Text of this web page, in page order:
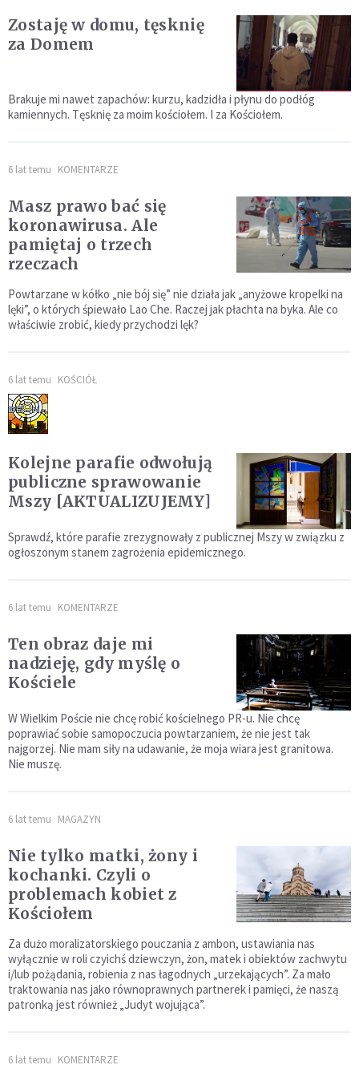
Zostaję w domu, tęsknię
za Domem
Brakuje mi nawet zapachów: kurzu, kadzidła i płynu do podłóg
kamiennych. Tęsknię za moim kościołem. I za Kościołem.
6 lat temu KOMENTARZE
Masz prawo bać się
koronawirusa. Ale
pamiętaj o trzech
rzeczach
Powtarzane w kółko „nie bój się” nie działa jak „anyżowe kropelki na
lęki”, o których śpiewało Lao Che. Raczej jak płachta na byka. Ale co
właściwie zrobić, kiedy przychodzi lęk?
6 lat temu KOŚCIÓŁ
Kolejne parafie odwołują
publiczne sprawowanie
Mszy [AKTUALIZUJEMY]
Sprawdź, które parafie zrezygnowały z publicznej Mszy w związku z
ogłoszonym stanem zagrożenia epidemicznego.
6 lat temu KOMENTARZE
Ten obraz daje mi
nadzieję, gdy myślę o
Kościele
W Wielkim Poście nie chcę robić kościelnego PR-u. Nie chcę
poprawiać sobie samopoczucia powtarzaniem, że nie jest tak
najgorzej. Nie mam siły na udawanie, że moja wiara jest granitowa.
Nie muszę.
6 lat temu MAGAZYN
Nie tylko matki, żony i
kochanki. Czyli o
problemach kobiet z
Kościołem
Za dużo moralizatorskiego pouczania z ambon, ustawiania nas
wyłącznie w roli czyichś dziewczyn, żon, matek i obiektów zachwytu
i/lub pożądania, robienia z nas łagodnych „urzekających”. Za mało
traktowania nas jako równoprawnych partnerek i pamięci, że naszą
patronką jest również „Judyt wojująca”.
6 lat temu KOMENTARZE